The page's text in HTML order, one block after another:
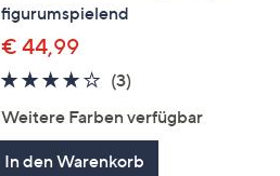
figurumspielend
€ 44,99
4.0
(3)3
Weitere Farben verfügbar
In den Warenkorb